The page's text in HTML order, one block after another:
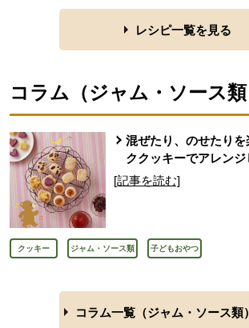
レシピ一覧を見る
コラム（ジャム・ソース類
混ぜたり、のせたり
ククッキーでアレンジ
[記事を読む]
クッキー ジャム・ソース類 子どもおやつ
コラム一覧（ジャム・ソース類